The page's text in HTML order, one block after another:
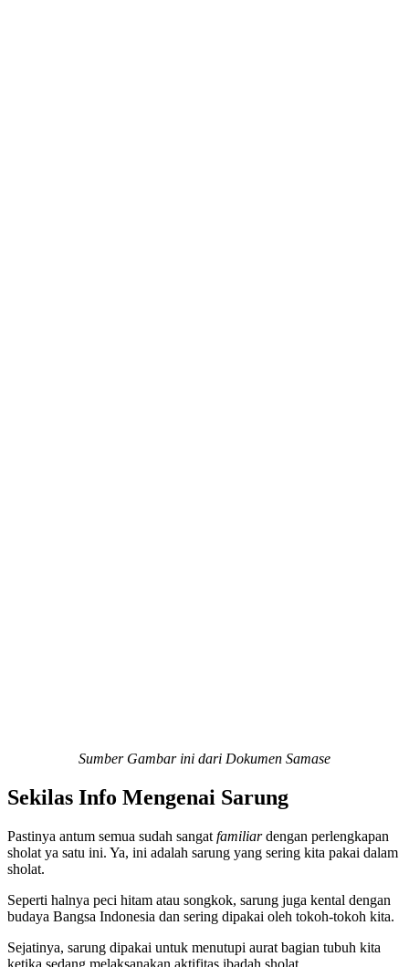
Sumber Gambar ini dari Dokumen Samase
Sekilas Info Mengenai Sarung
Pastinya antum semua sudah sangat familiardengan perlengkapan
sholat ya satu ini. Ya, ini adalah sarung yang sering kita pakai dalam
sholat.
Seperti halnya peci hitam atau songkok, sarung juga kental dengan
budaya Bangsa Indonesia dan sering dipakai oleh tokoh-tokoh kita.
Sejatinya, sarung dipakai untuk menutupi aurat bagian tubuh kita
ketika sedang melaksanakan aktifitas ibadah sholat.